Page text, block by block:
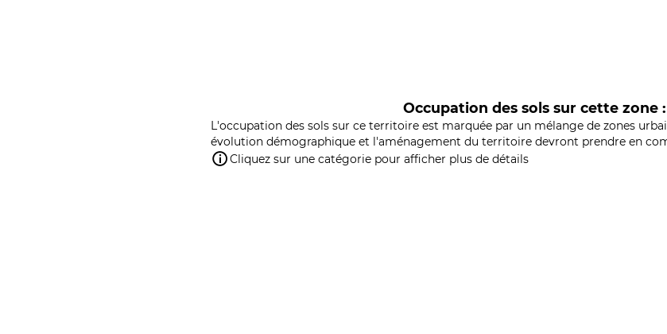
Occupation des sols sur cette zone :
L'occupation des sols sur ce territoire est marquée par un mélange de zones
évolution démographique et l'aménagement du territoire devront prendre en
Cliquez sur une catégorie pour afficher plus de détails